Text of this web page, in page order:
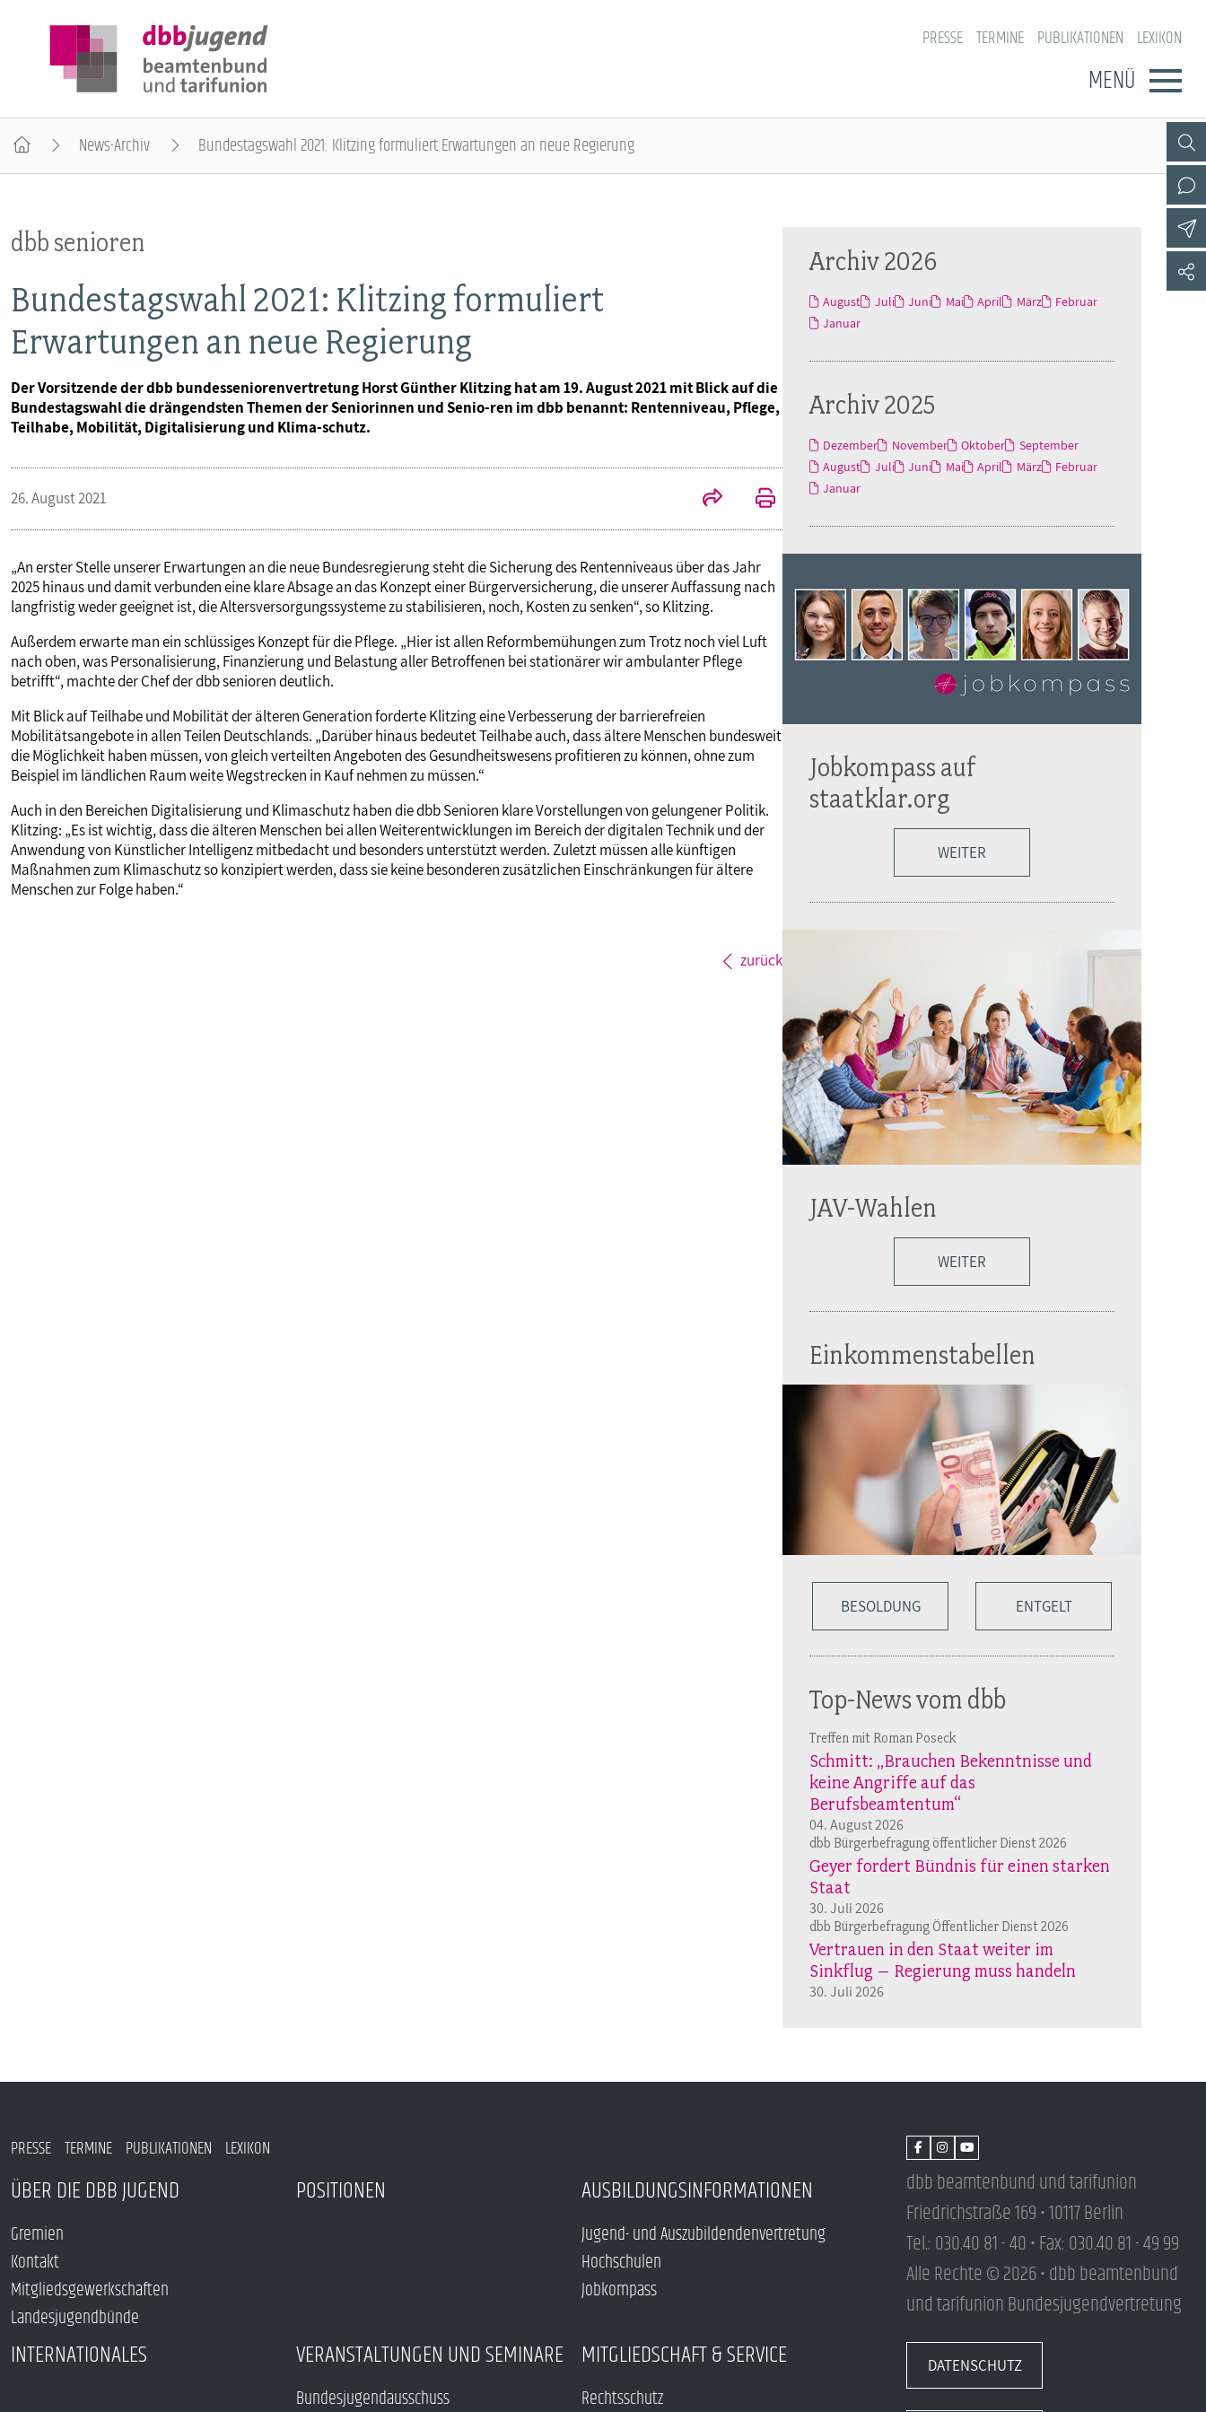
PRESSE TERMINE PUBLIKATIONEN LEXIKON
MENÜ
Kontakt
Mitgliedsgewerkschaften
POSITIONEN
AUSBILDUNGSINFORMATIONEN
Hochschulen
Jobkompass
INTERNATIONALES
VERANSTALTUNGEN UND SEMINARE
Bundesjugendausschuss
Bundesjugendtag
Ideencampus
Parlamentarisches Sommerfest
MITGLIEDSCHAFT & SERVICE
Vorsorgewerk
Vorteilswelt
News-Archiv Bundestagswahl 2021: Klitzing formuliert Erwartungen an neue Regierung
dbb senioren
Bundestagswahl 2021: Klitzing formuliert
Erwartungen an neue Regierung
Der Vorsitzende der dbb bundesseniorenvertretung Horst Günther Klitzing hat am 19. August 2021 mit Blick auf die
Bundestagswahl die drängendsten Themen der Seniorinnen und Senio-ren im dbb benannt: Rentenniveau, Pflege,
Teilhabe, Mobilität, Digitalisierung und Klima-schutz.
26. August 2021
„An erster Stelle unserer Erwartungen an die neue Bundesregierung steht die Sicherung des Rentenniveaus über das Jahr
2025 hinaus und damit verbunden eine klare Absage an das Konzept einer Bürgerversicherung, die unserer Auffassung nach
langfristig weder geeignet ist, die Altersversorgungssysteme zu stabilisieren, noch, Kosten zu senken“, so Klitzing.
Außerdem erwarte man ein schlüssiges Konzept für die Pflege. „Hier ist allen Reformbemühungen zum Trotz noch viel Luft
nach oben, was Personalisierung, Finanzierung und Belastung aller Betroffenen bei stationärer wir ambulanter Pflege
betrifft“, machte der Chef der dbb senioren deutlich.
Mit Blick auf Teilhabe und Mobilität der älteren Generation forderte Klitzing eine Verbesserung der barrierefreien
Mobilitätsangebote in allen Teilen Deutschlands. „Darüber hinaus bedeutet Teilhabe auch, dass ältere Menschen bundesweit
die Möglichkeit haben müssen, von gleich verteilten Angeboten des Gesundheitswesens profitieren zu können, ohne zum
Beispiel im ländlichen Raum weite Wegstrecken in Kauf nehmen zu müssen.“
Auch in den Bereichen Digitalisierung und Klimaschutz haben die dbb Senioren klare Vorstellungen von gelungener Politik.
Klitzing: „Es ist wichtig, dass die älteren Menschen bei allen Weiterentwicklungen im Bereich der digitalen Technik und der
Anwendung von Künstlicher Intelligenz mitbedacht und besonders unterstützt werden. Zuletzt müssen alle künftigen
Maßnahmen zum Klimaschutz so konzipiert werden, dass sie keine besonderen zusätzlichen Einschränkungen für ältere
Menschen zur Folge haben.“
zurück
Archiv 2026
August Juli Juni Mai April März
Februar
Januar
Archiv 2025
Dezember November Oktober
September
August
Juli Juni Mai April März
Februar
Januar
Jobkompass auf
staatklar.org
WEITER
JAV-Wahlen
WEITER
Einkommenstabellen
BESOLDUNG ENTGELT
Top-News vom dbb
Treffen mit Roman Poseck
Schmitt: „Brauchen Bekenntnisse und
keine Angriffe auf das
Berufsbeamtentum“
04. August 2026
dbb Bürgerbefragung öffentlicher Dienst 2026
Geyer fordert Bündnis für einen starken
Staat
30. Juli 2026
dbb Bürgerbefragung Öffentlicher Dienst 2026
Vertrauen in den Staat weiter im
Sinkflug – Regierung muss handeln
30. Juli 2026
PRESSE TERMINE PUBLIKATIONEN LEXIKON
ÜBER DIE DBB JUGEND
Gremien
Kontakt
Mitgliedsgewerkschaften
Landesjugendbünde
POSITIONEN AUSBILDUNGSINFORMATIONEN
Jugend- und Auszubildendenvertretung
Hochschulen
Jobkompass
INTERNATIONALES VERANSTALTUNGEN UND SEMINARE
Bundesjugendausschuss
MITGLIEDSCHAFT & SERVICE
Rechtsschutz
dbb beamtenbund und tarifunion
Friedrichstraße 169 • 10117 Berlin
Tel.: 030.40 81 - 40 • Fax: 030.40 81 - 49 99
Alle Rechte © 2026 • dbb beamtenbund
und tarifunion Bundesjugendvertretung
DATENSCHUTZ